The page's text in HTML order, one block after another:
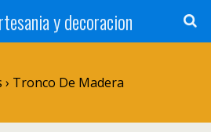
y decoracion
› Tronco De Madera